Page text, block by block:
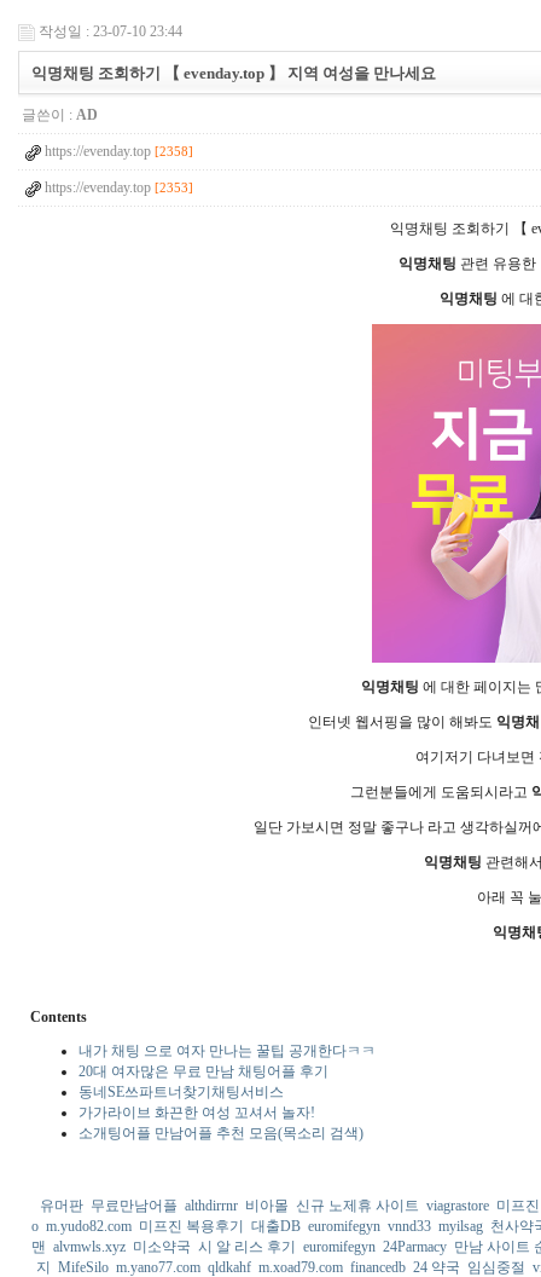
작성일 : 23-07-10 23:44
익­명­채­팅 조회하기 【 evenday.top 】 지역 여성을 만나세요
글쓴이 : AD
https://evenday.top [2358]
https://evenday.top [2353]
익­명­채­팅 조회하기 【
익­명­채­팅 관련 유용
익­명­채­팅 에 대
익­명­채­팅 에 대한 페이지는
인터넷 웹서핑을 많이 해봐도 익­명­
여기저기 다녀보면
그런분들에게 도움되시라고
일단 가보시면 정말 좋구나 라고 생각하실
익­명­채­팅 관련해
아래 꼭
익­명­채­
Contents
내가 채팅 으로 여자 만나는 꿀팁 공개한다ㅋㅋ
20대 여자많은 무료 만남 채팅어플 후기
동네SE쓰파트너찾기채팅서비스
가가라이브 화끈한 여성 꼬셔서 놀자!
소개팅어플 만남어플 추천 모음(목소리 검색)
유머판 무료만남어플 althdirrnr 비아몰 신규 노제휴 사이트 viagrastore 미프
o m.yudo82.com 미프진 복용후기 대출DB euromifegyn vnnd33 myilsag 천사약
맨 alvmwls.xyz 미소약국 시 알 리스 후기 euromifegyn 24Parmacy 만남 사이트
지
MifeSilo m.yano77.com qldkahf m.xoad79.com financedb 24 약국 임심중절